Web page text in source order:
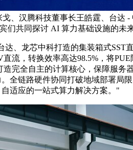
、汉腾科技董事长王皓霆、台
们共同探讨 AI 算力基础设施的未
、龙芯中科打造的集装箱式
流，转换效率高达98.5%，将
完全自主的计算核心，保障服
全链路硬件协同打破地域部署局
适应的一站式算力解决方案。"